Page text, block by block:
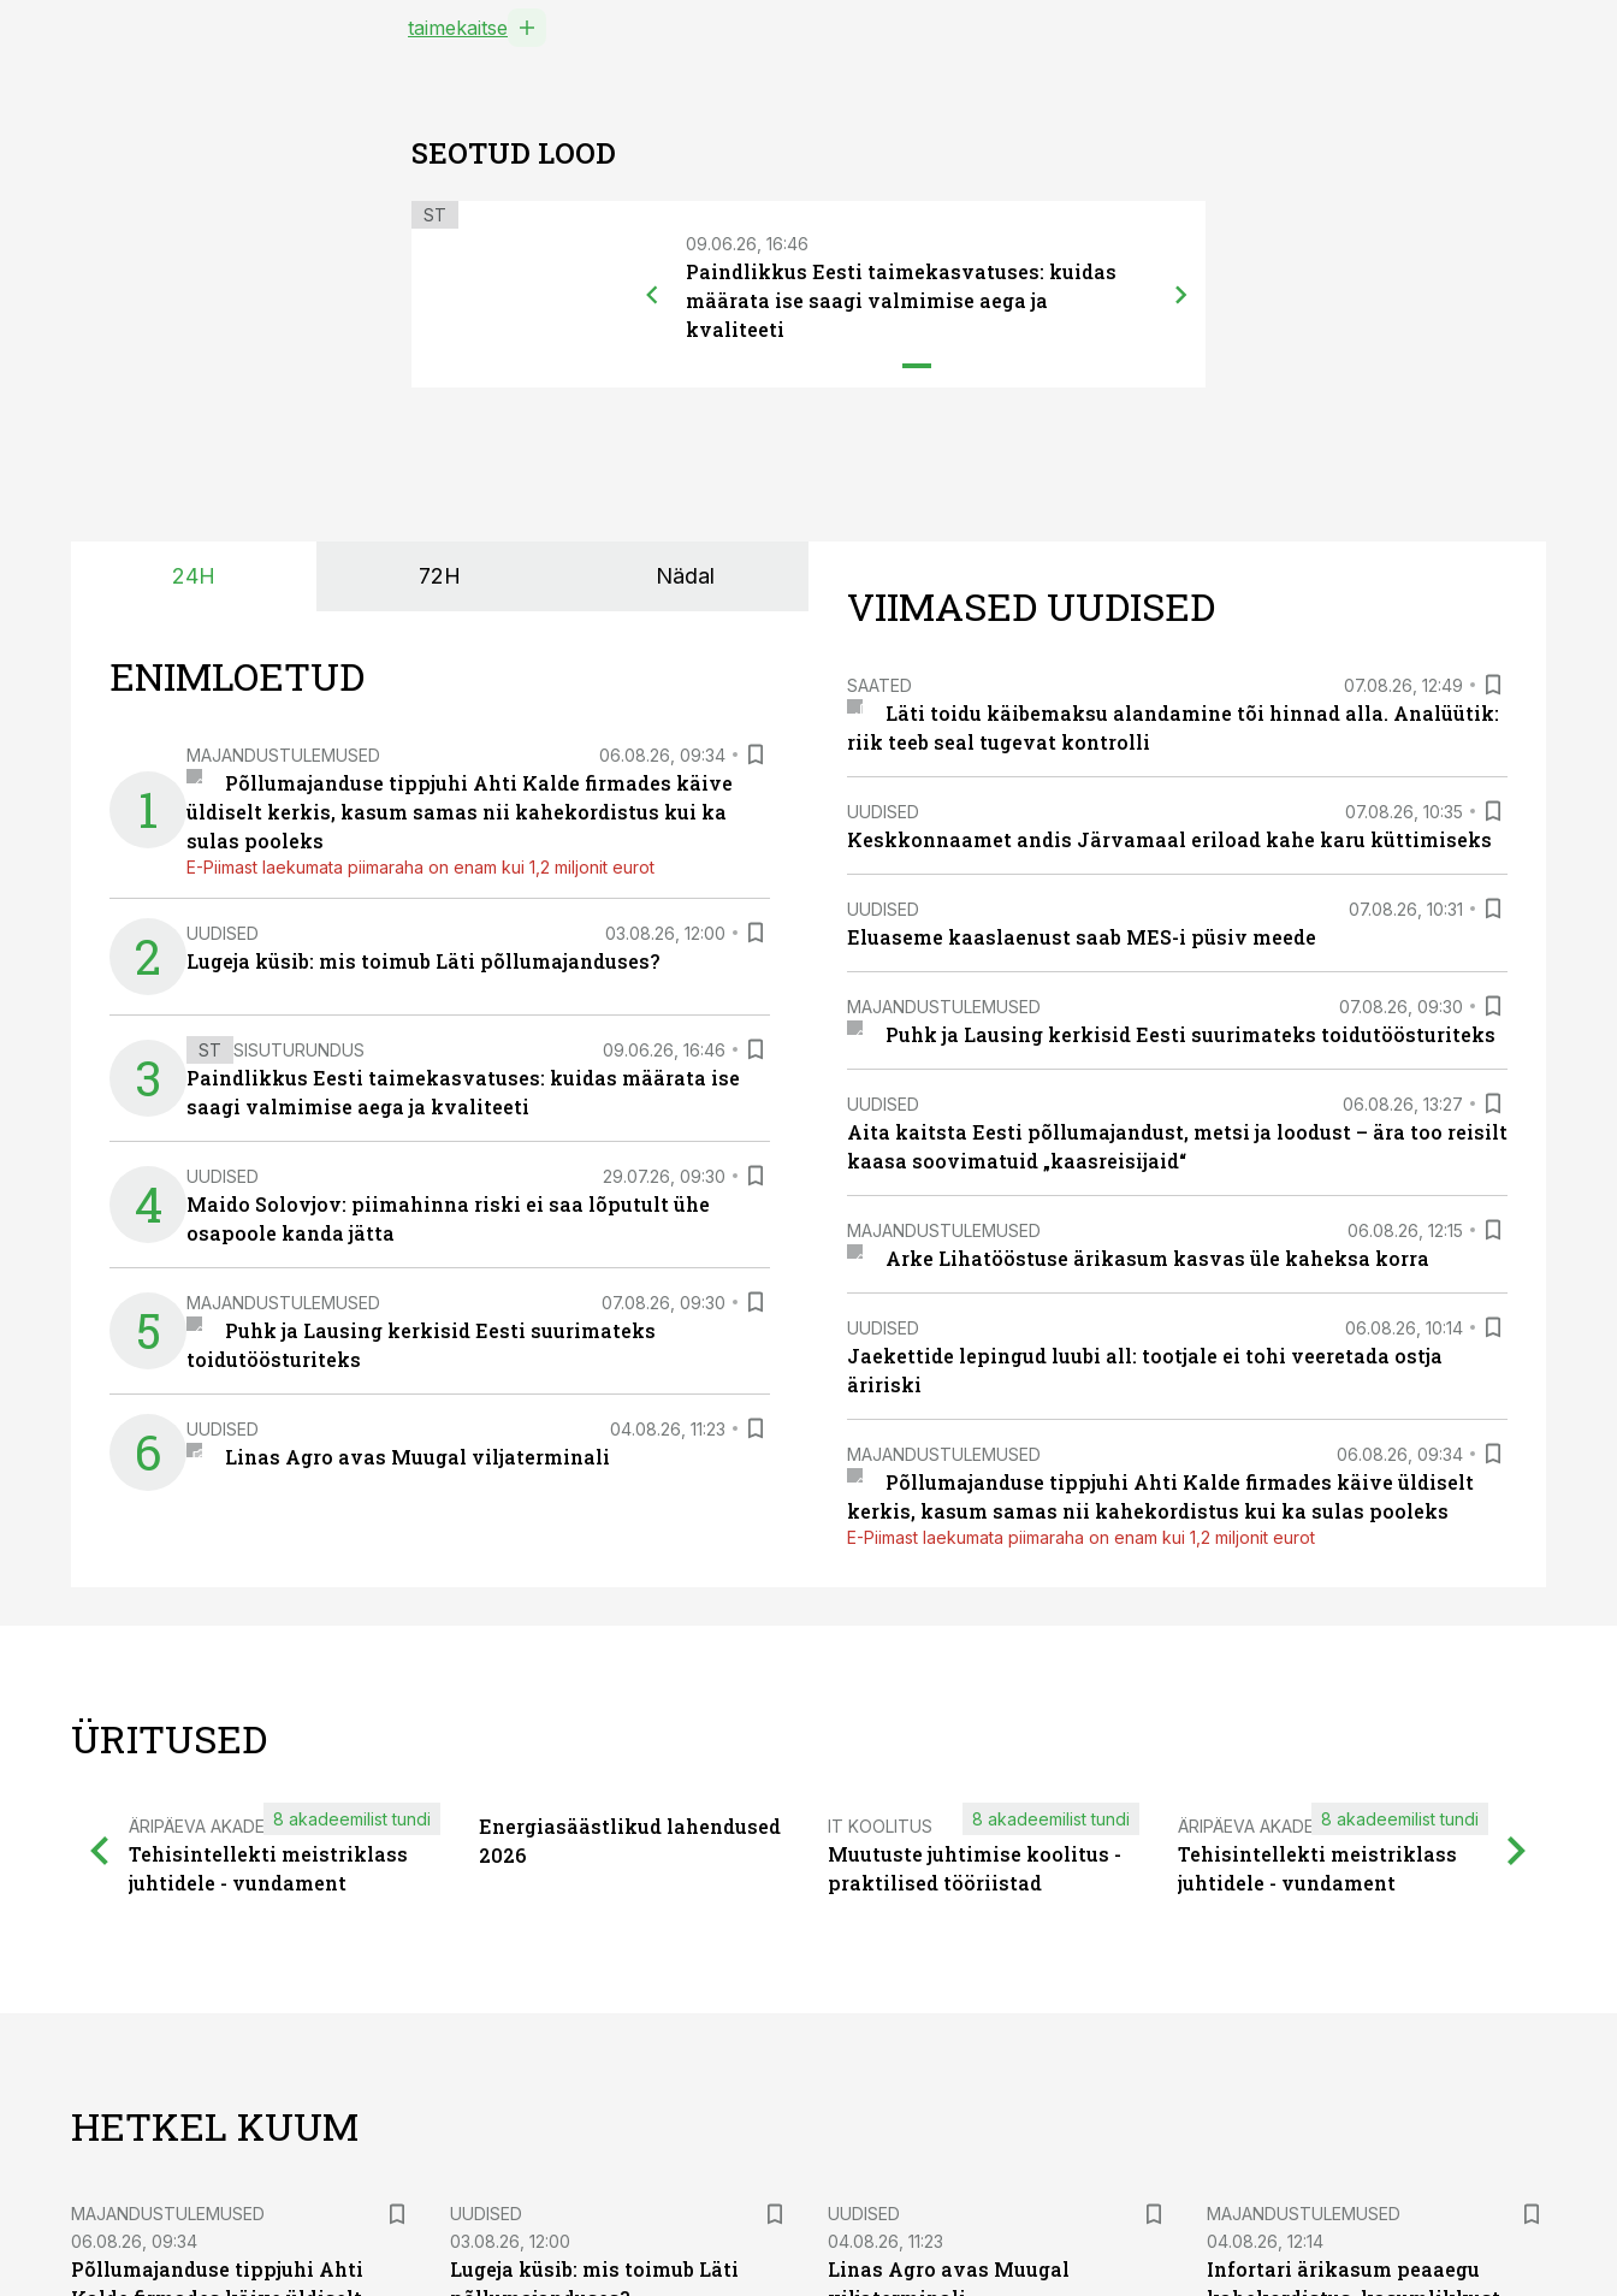
taimekaitse
SEOTUD LOOD
ST
09.06.26, 16:46
Paindlikkus Eesti taimekasvatuses: kuidas
määrata ise saagi valmimise aega ja
kvaliteeti
24H 72H Nädal
ENIMLOETUD
1
MAJANDUSTULEMUSED 06.08.26, 09:34
Põllumajanduse tippjuhi Ahti Kalde firmades käive
üldiselt kerkis, kasum samas nii kahekordistus kui ka
sulas pooleks
E-Piimast laekumata piimaraha on enam kui 1,2 miljonit eurot
2 UUDISED 03.08.26, 12:00
Lugeja küsib: mis toimub Läti põllumajanduses?
3 ST SISUTURUNDUS 09.06.26, 16:46
Paindlikkus Eesti taimekasvatuses: kuidas määrata ise
saagi valmimise aega ja kvaliteeti
4 UUDISED 29.07.26, 09:30
Maido Solovjov: piimahinna riski ei saa lõputult ühe
osapoole kanda jätta
5 MAJANDUSTULEMUSED 07.08.26, 09:30
Puhk ja Lausing kerkisid Eesti suurimateks
toidutöösturiteks
6 UUDISED 04.08.26, 11:23
Linas Agro avas Muugal viljaterminali
VIIMASED UUDISED
SAATED 07.08.26, 12:49
Läti toidu käibemaksu alandamine tõi hinnad alla. Analüütik:
riik teeb seal tugevat kontrolli
UUDISED 07.08.26, 10:35
Keskkonnaamet andis Järvamaal eriload kahe karu küttimiseks
UUDISED 07.08.26, 10:31
Eluaseme kaaslaenust saab MES-i püsiv meede
MAJANDUSTULEMUSED 07.08.26, 09:30
Puhk ja Lausing kerkisid Eesti suurimateks toidutöösturiteks
UUDISED 06.08.26, 13:27
Aita kaitsta Eesti põllumajandust, metsi ja loodust – ära too reisilt
kaasa soovimatuid „kaasreisijaid“
MAJANDUSTULEMUSED 06.08.26, 12:15
Arke Lihatööstuse ärikasum kasvas üle kaheksa korra
UUDISED 06.08.26, 10:14
Jaekettide lepingud luubi all: tootjale ei tohi veeretada ostja
äririski
MAJANDUSTULEMUSED 06.08.26, 09:34
Põllumajanduse tippjuhi Ahti Kalde firmades käive üldiselt
kerkis, kasum samas nii kahekordistus kui ka sulas pooleks
E-Piimast laekumata piimaraha on enam kui 1,2 miljonit eurot
ÜRITUSED
ÄRIPÄEVA AKADEEMIA
Tehisintellekti meistriklass
juhtidele - vundament
8 akadeemilist tundi
Energiasäästlikud lahendused
2026
IT KOOLITUS
Muutuste juhtimise koolitus -
praktilised tööriistad
8 akadeemilist tundi ÄRIPÄEVA AKADEEMIA
Tehisintellekti meistriklass
juhtidele - vundament
8 akadeemilist tundi
HETKEL KUUM
MAJANDUSTULEMUSED
06.08.26, 09:34
Põllumajanduse tippjuhi Ahti
UUDISED
03.08.26, 12:00
Lugeja küsib: mis toimub Läti
UUDISED
04.08.26, 11:23
Linas Agro avas Muugal
MAJANDUSTULEMUSED
04.08.26, 12:14
Infortari ärikasum peaaegu